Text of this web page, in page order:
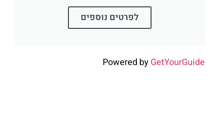
לפרטים נוספים
Powered byGetYourGuide